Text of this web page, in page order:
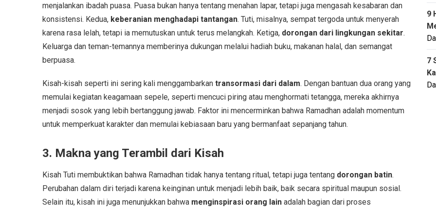
menjalankan ibadah puasa. Puasa bukan hanya tentang menahan lapar, tetapi juga mengasah kesabaran dan
konsistensi. Kedua, keberanian menghadapi tantangan. Tuti, misalnya, sempat tergoda untuk menyerah
karena rasa lelah, tetapi ia memutuskan untuk terus melangkah. Ketiga, dorongan dari lingkungan sekitar.
Keluarga dan teman-temannya memberinya dukungan melalui hadiah buku, makanan halal, dan semangat
berpuasa.
Kisah-kisah seperti ini sering kali menggambarkan transormasi dari dalam. Dengan bantuan dua orang yang
memulai kegiatan keagamaan sepele, seperti mencuci piring atau menghormati tetangga, mereka akhirnya
menjadi sosok yang lebih bertanggung jawab. Faktor ini mencerminkan bahwa Ramadhan adalah momentum
untuk memperkuat karakter dan memulai kebiasaan baru yang bermanfaat sepanjang tahun.
3. Makna yang Terambil dari Kisah
Kisah Tuti membuktikan bahwa Ramadhan tidak hanya tentang ritual, tetapi juga tentang dorongan batin.
Perubahan dalam diri terjadi karena keinginan untuk menjadi lebih baik, baik secara spiritual maupun sosial.
Selain itu, kisah ini juga menunjukkan bahwa menginspirasi orang lain adalah bagian dari proses
9
7